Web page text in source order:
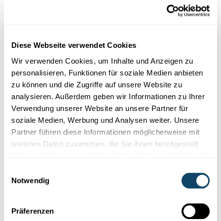
Diese Webseite verwendet Cookies
Wir verwenden Cookies, um Inhalte und Anzeigen zu
personalisieren, Funktionen für soziale Medien anbieten
zu können und die Zugriffe auf unsere Website zu
analysieren. Außerdem geben wir Informationen zu Ihrer
Verwendung unserer Website an unsere Partner für
soziale Medien, Werbung und Analysen weiter. Unsere
Partner führen diese Informationen möglicherweise mit
weiteren Daten zusammen, die Sie ihnen bereitgestellt
Notwendig
Präferenzen
Wie viel Wasser ist in einer Salatgurke
enthalten?
In dieser Einheit trennen die Schülerinnen und Schüler eine
Salatgurke in das enthaltene Wasser und die festen
Bestandteile um zu entdecken, wieviel Wasser in einer
Salatgurke steckt.
FNR,Script